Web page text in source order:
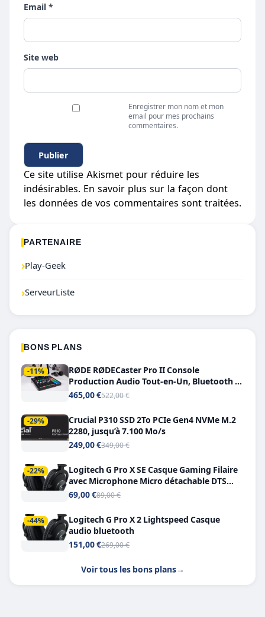
Email *
Site web
Enregistrer mon nom et mon
email pour mes prochains
commentaires.
Ce site utilise Akismet pour réduire les
indésirables. En savoir plus sur la façon dont
les données de vos commentaires sont traitées.
PARTENAIRE
›Play-Geek
›ServeurListe
BONS PLANS
-11%
RØDE RØDECaster Pro II Console
Production Audio Tout-en-Un, Bluetooth et
Double USB-C
465,00 €522,00 €
-29%
Crucial P310 SSD 2To PCIe Gen4 NVMe M.2
2280, jusqu’à 7.100 Mo/s
249,00 €349,00 €
-22%
Logitech G Pro X SE Casque Gaming Filaire
avec Microphone Micro détachable DTS
Headphone X 7.1
69,00 €89,00 €
-44%
Logitech G Pro X 2 Lightspeed Casque
audio bluetooth
151,00 €269,00 €
Voir tous les bons plans→